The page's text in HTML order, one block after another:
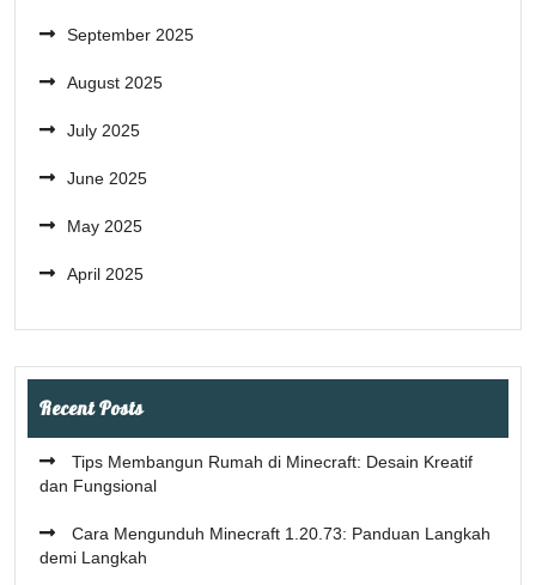
September 2025
August 2025
July 2025
June 2025
May 2025
April 2025
Recent Posts
Tips Membangun Rumah di Minecraft: Desain Kreatif
dan Fungsional
Cara Mengunduh Minecraft 1.20.73: Panduan Langkah
demi Langkah